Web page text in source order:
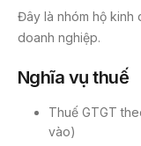
Đây là nhóm hộ kinh
doanh nghiệp.
Nghĩa vụ thuế
Thuế GTGT
vào)